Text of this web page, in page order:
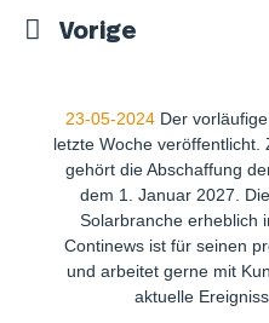
Vorige
23-05-2024 Der
letzte Woche veröffentlicht.
gehört die Abschaffung
dem 1. Januar 2027.
Solarbranche erheblich
Continews ist für seinen
und arbeitet gerne mit
aktuelle